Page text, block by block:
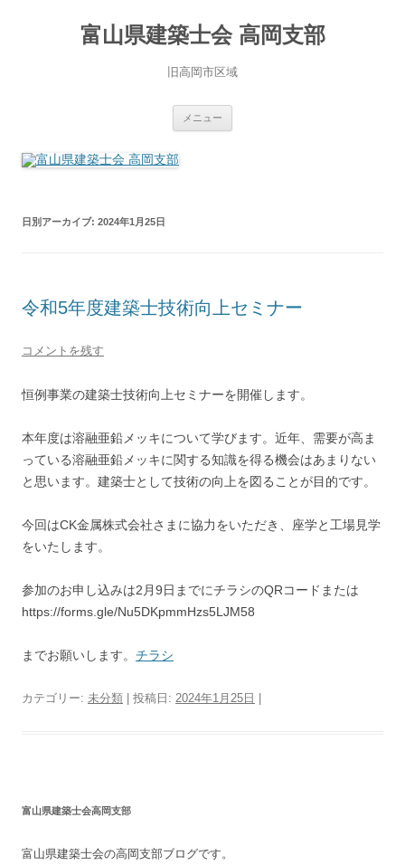
富山県建築士会 高岡支部
旧高岡市区域
メニュー
日別アーカイブ: 2024年1月25日
令和5年度建築士技術向上セミナー
コメントを残す
恒例事業の建築士技術向上セミナーを開催します。
本年度は溶融亜鉛メッキについて学びます。近年、需要が高ま
っている溶融亜鉛メッキに関する知識を得る機会はあまりない
と思います。建築士として技術の向上を図ることが目的です。
今回はCK金属株式会社さまに協力をいただき、座学と工場見学
をいたします。
参加のお申し込みは2月9日までにチラシのQRコードまたは
https://forms.gle/Nu5DKpmmHzs5LJM58
までお願いします。 チラシ
カテゴリー: 未分類 | 投稿日: 2024年1月25日
富山県建築士会高岡支部
富山県建築士会の高岡支部ブログです。